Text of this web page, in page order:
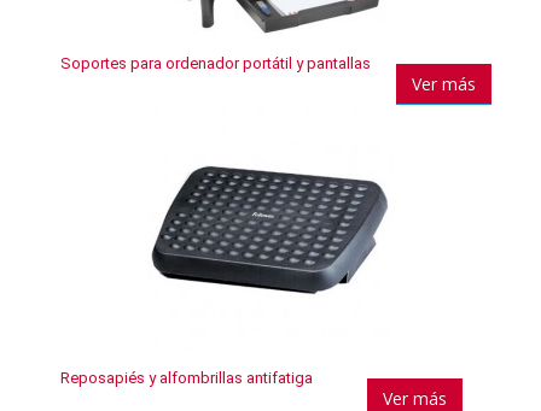
Soportes para ordenador portátil y pantallas
Ver más
Reposapiés y alfombrillas antifatiga
Ver más